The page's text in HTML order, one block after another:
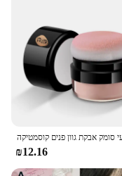
₪12.16